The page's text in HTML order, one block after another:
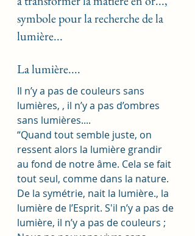
symbole pour la recherche de la
lumière...
La lumière....
Il n’y a pas de couleurs sans
lumières, , il n’y a pas d’ombres
sans lumières....
“Quand tout semble juste, on
ressent alors la lumière grandir
au fond de notre âme. Cela se fait
tout seul, comme dans la nature.
De la symétrie, nait la lumière., la
lumière de l’Esprit. S'il n’y a pas de
lumière, il n’y a pas de couleurs ;